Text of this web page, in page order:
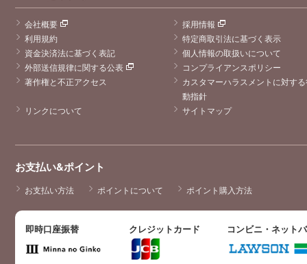
会社概要
採用情報
利用規約
特定商取引法に基づく表示
資金決済法に基づく表記
個人情報の取扱いについて
外部送信規律に関する公表
コンプライアンスポリシー
著作権と不正アクセス
カスタマーハラスメントに対す
動指針
リンクについて
サイトマップ
お支払い&ポイント
お支払い方法 ポイントについて ポイント購入方法
即時口座振替 クレジットカード コンビニ・ネット